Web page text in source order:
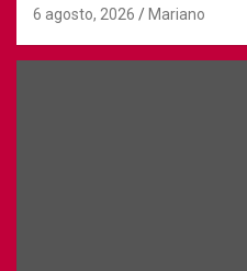
6 agosto, 2026 Mariano